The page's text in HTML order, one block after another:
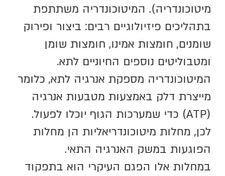
מיטוכונדריה). המיטוכונדריה משתתפת
בתהליכים פיזיולוגיים רבים: ביצור ופירוק
שומנים, חומצות אמינו, חומצות שומן
ומטבוליטים נוספים החיוניים לתא.
המיטוכונדריה מספקת אנרגיה לתא, כלומר
מייצרת דלק באמצעות מטבעות אנרגיה
(ATP) כדי שמערכות הגוף יוכלו לפעול.
לכן, מחלות מיטוכונדריאליות הן מחלות
הפוגעות במשק האנרגיה התאי.
במחלות אלו הפגם העיקרי הוא בתפקוד